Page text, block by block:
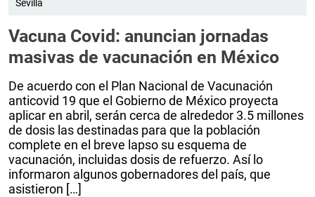
Sevilla
Vacuna Covid: anuncian jornadas
masivas de vacunación en México
De acuerdo con el Plan Nacional de Vacunación
anticovid 19 que el Gobierno de México proyecta
aplicar en abril, serán cerca de alrededor 3.5 millones
de dosis las destinadas para que la población
complete en el breve lapso su esquema de
vacunación, incluidas dosis de refuerzo. Así lo
informaron algunos gobernadores del país, que
asistieron […]